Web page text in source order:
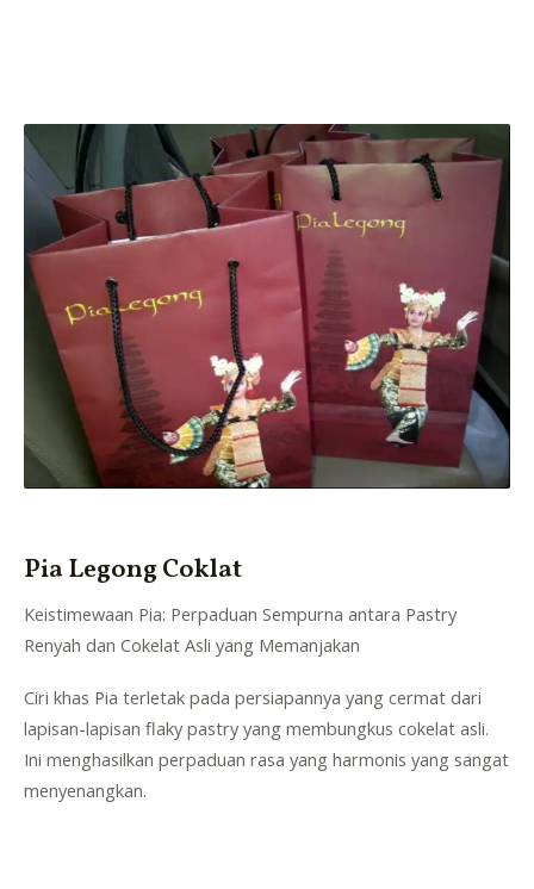
Pia Legong Coklat
Keistimewaan Pia: Perpaduan Sempurna antara Pastry
Renyah dan Cokelat Asli yang Memanjakan
Ciri khas Pia terletak pada persiapannya yang cermat dari
lapisan-lapisan flaky pastry yang membungkus cokelat asli.
Ini menghasilkan perpaduan rasa yang harmonis yang sangat
menyenangkan.